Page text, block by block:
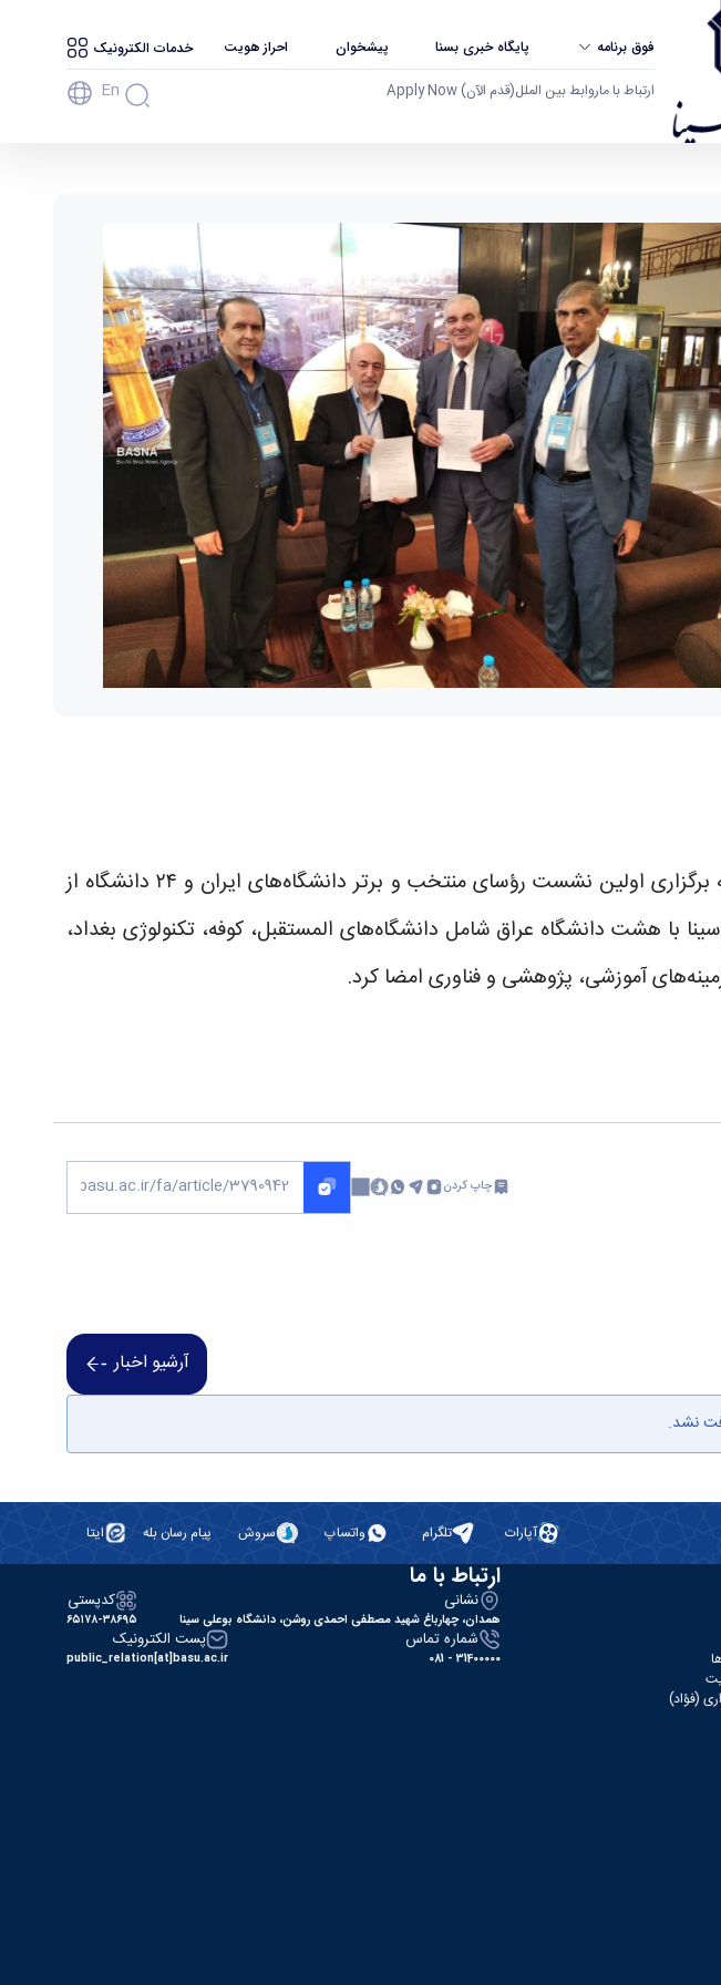
فوق برنامه پایگاه خبری بسنا پیشخوان احراز هویت خدمات الکترونیک
ارتباط با ماروابط بین الملل(قدم الآن) Apply Now En
عراق امضاء کرد - دانشگاه بوعلی سینا همدان
به گزارش بسنا، در جریان هفته علم جمهوری اسلامی ایران و جمهوری عراق و در حاشیه برگزاری اولین نشست رؤسای منتخب و برتر دانشگاه‌های ایران و ۲۴ دانشگاه از
با هشت دانشگاه عراق شامل دانشگاه‌های المستقبل، کوفه، تکنولوژی بغداد،
آموزشی، پژوهشی و فناوری امضا کرد.
چاپ کردن
آرشیو اخبار
نشد.
آپارات تلگرام واتساپ سروش پیام رسان بله ایتا
(فؤاد)
ارتباط با ما
نشانی
همدان، چهارباغ شهید مصطفی احمدی روشن، دانشگاه بوعلی سینا
کدپستی
۶۵۱۷۸-۳۸۶۹۵
شماره تماس
31400000 - 081
پست الکترونیک
public_relation[at]basu.ac.ir